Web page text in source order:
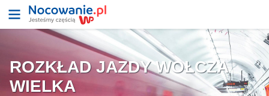
ROZKŁAD JAZDY WOŁCZA
WIELKA